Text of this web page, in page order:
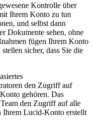
Kontrolle über
Ihrem Konto zu tun
und selbst dann
Dokumente sehen, ohne
fügen Ihrem Konto
sicher, dass Sie die
den Zugriff auf
gehören. Das
den Zugriff auf alle
Ihrem Lucid-Konto erstellt